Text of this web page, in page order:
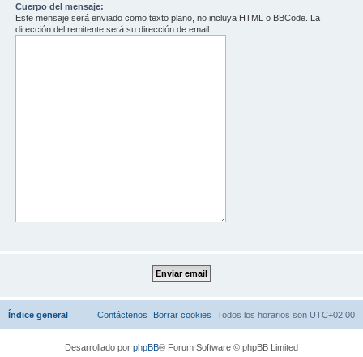
Cuerpo del mensaje:
Este mensaje será enviado como texto plano, no incluya HTML o BBCode. La
dirección del remitente será su dirección de email.
Índice general Todos los horarios son UTC+02:00
Borrar cookies
Contáctenos
Desarrollado por phpBB® Forum Software © phpBB Limited